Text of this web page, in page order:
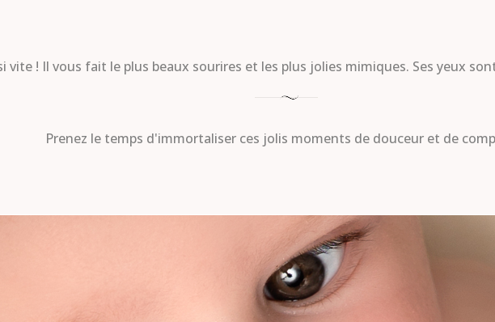
vite ! Il vous fait le plus beaux sourires et les plus jolies mimiques. Ses yeux
Prenez le temps d'immortaliser ces jolis moments de douceur et de